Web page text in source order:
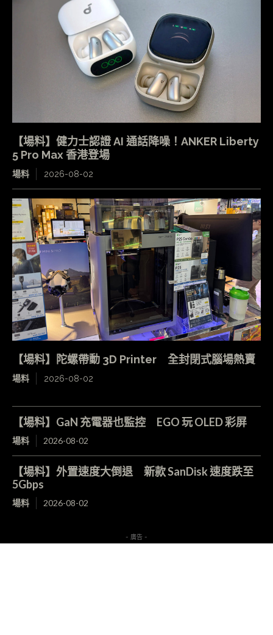
【場料】健力士認證 AI 通話降噪！ANKER Liberty
5 Pro Max 香港登場
場料 2026-08-02
【場料】陀螺帶動 3D Printer 全封閉式腦場熱賣
場料 2026-08-02
【場料】GaN 充電器也監控 EGO 玩 OLED 彩屏
場料 2026-08-02
【場料】外置速度大倒退 新款 SanDisk 速度跌至
5Gbps
場料 2026-08-02
- 廣告 -